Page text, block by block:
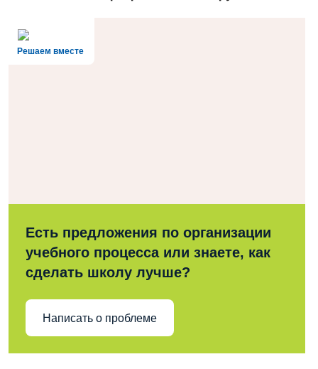
Решаем вместе
Есть предложения по организации
учебного процесса или знаете, как
сделать школу лучше?
Написать о проблеме